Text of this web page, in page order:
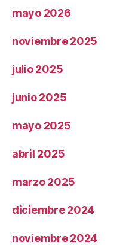
mayo 2026
noviembre 2025
julio 2025
junio 2025
mayo 2025
abril 2025
marzo 2025
diciembre 2024
noviembre 2024